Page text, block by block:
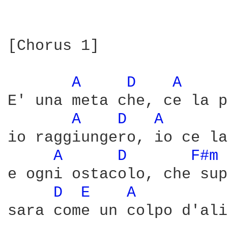
[Chorus 1]
A D
A
E' una meta che, ce la
A
D
A
io raggiungero, io ce
A
D
F#m
e ogni ostacolo, che
D
E
A
sara come un colpo